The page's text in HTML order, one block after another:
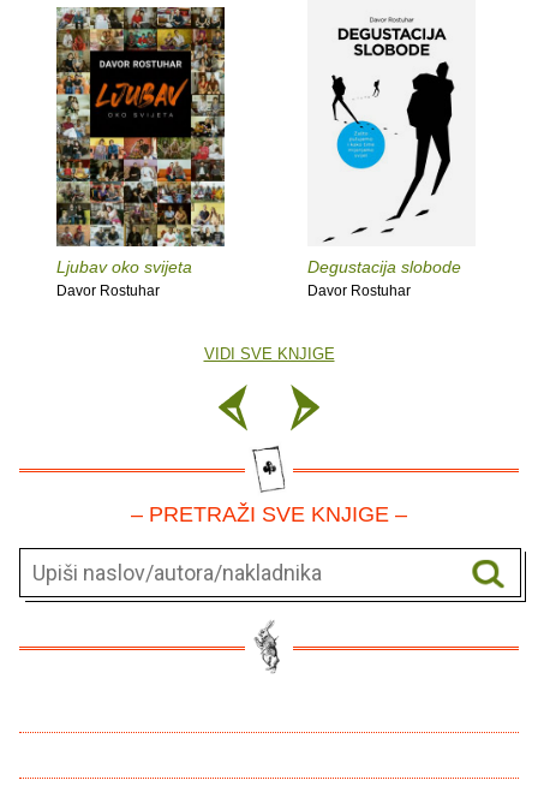
Ljubav oko svijeta
Davor Rostuhar
Degustacija slobode
Davor Rostuhar
VIDI SVE KNJIGE
– PRETRAŽI SVE KNJIGE –